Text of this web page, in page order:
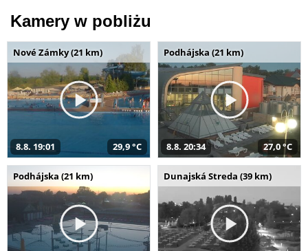
Kamery w pobliżu
Nové Zámky (21 km)
8.8. 19:01 29,9 °C
Podhájska (21 km)
8.8. 20:34 27,0 °C
Podhájska (21 km) Dunajská Streda (39 km)